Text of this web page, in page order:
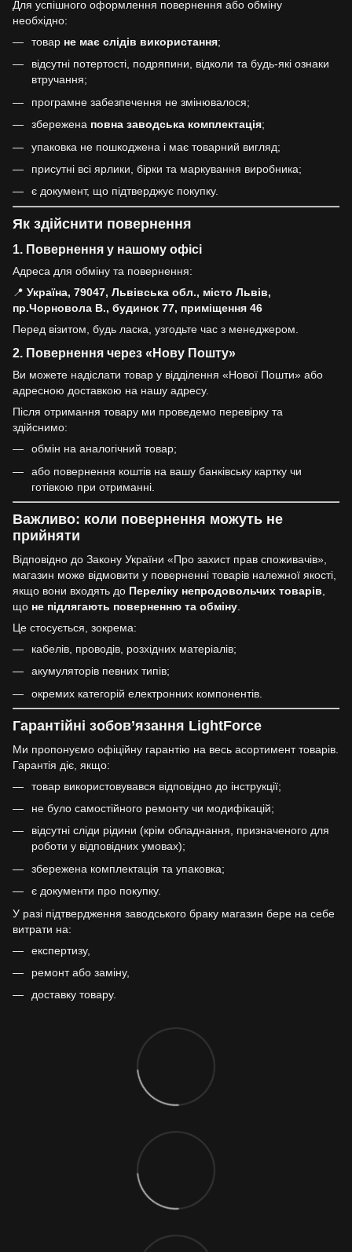
Для успішного оформлення повернення або обміну
необхідно:
товар не має слідів використання;
відсутні потертості, подряпини, відколи та будь-які ознаки
втручання;
програмне забезпечення не змінювалося;
збережена повна заводська комплектація;
упаковка не пошкоджена і має товарний вигляд;
присутні всі ярлики, бірки та маркування виробника;
є документ, що підтверджує покупку.
Як здійснити повернення
1. Повернення у нашому офісі
Адреса для обміну та повернення:
📍 Україна, 79047, Львівська обл., місто Львів,
пр.Чорновола В., будинок 77, приміщення 46
Перед візитом, будь ласка, узгодьте час з менеджером.
2. Повернення через «Нову Пошту»
Ви можете надіслати товар у відділення «Нової Пошти» або
адресною доставкою на нашу адресу.
Після отримання товару ми проведемо перевірку та
здійснимо:
обмін на аналогічний товар;
або повернення коштів на вашу банківську картку чи
готівкою при отриманні.
Важливо: коли повернення можуть не
прийняти
Відповідно до Закону України «Про захист прав споживачів»,
магазин може відмовити у поверненні товарів належної якості,
якщо вони входять до Переліку непродовольчих товарів
що не підлягають поверненню та обміну
Це стосується, зокрема:
кабелів, проводів, розхідних матеріалів;
акумуляторів певних типів;
окремих категорій електронних компонентів.
Гарантійні зобов’язання LightForce
Ми пропонуємо офіційну гарантію на весь асортимент товарів.
Гарантія діє, якщо:
товар використовувався відповідно до інструкції;
не було самостійного ремонту чи модифікацій;
відсутні сліди рідини (крім обладнання, призначеного для
роботи у відповідних умовах);
збережена комплектація та упаковка;
є документи про покупку.
У разі підтвердження заводського браку магазин бере на себе
витрати на:
експертизу,
ремонт або заміну,
доставку товару.